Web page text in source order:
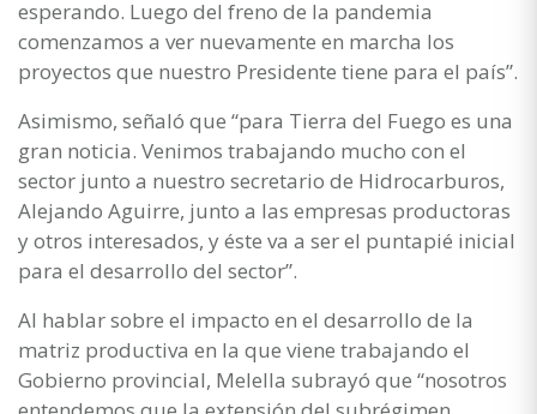
esperando. Luego del freno de la pandemia
comenzamos a ver nuevamente en marcha los
proyectos que nuestro Presidente tiene para el país”.
Asimismo, señaló que “para Tierra del Fuego es una
gran noticia. Venimos trabajando mucho con el
sector junto a nuestro secretario de Hidrocarburos,
Alejando Aguirre, junto a las empresas productoras
y otros interesados, y éste va a ser el puntapié inicial
para el desarrollo del sector”.
Al hablar sobre el impacto en el desarrollo de la
matriz productiva en la que viene trabajando el
Gobierno provincial, Melella subrayó que “nosotros